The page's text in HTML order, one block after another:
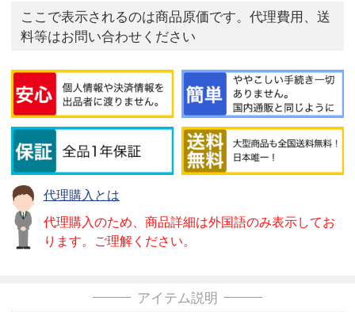
ここで表示されるのは商品原価です。代理費用、送
料等はお問い合わせください
代理購入とは
代理購入のため、商品詳細は外国語のみ表示してお
ります。ご理解ください。
アイテム説明